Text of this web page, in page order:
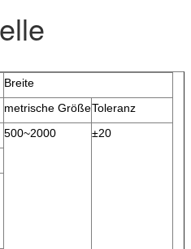
Breite
metrische GrößeToleranz
500~2000
±20